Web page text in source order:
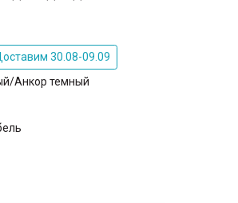
30.08-09.09
Анкор темный